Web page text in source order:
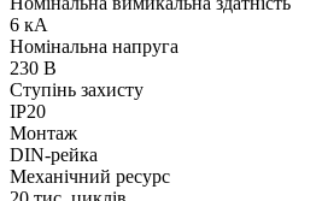
6 кА
Номінальна напруга
230 В
Ступінь захисту
IP20
Монтаж
DIN-рейка
Механічний ресурс